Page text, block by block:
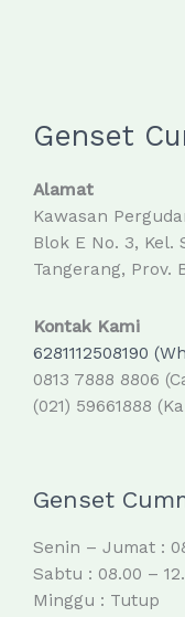
Genset
Alamat
Kawasan
Blok E No. 3, Kel.
Tangerang, Prov.
Kontak Kami
6281112508190
0813 7888 8806
(021) 59661888
Genset
Senin – Jumat :
Sabtu : 08.00 –
Minggu : Tutup